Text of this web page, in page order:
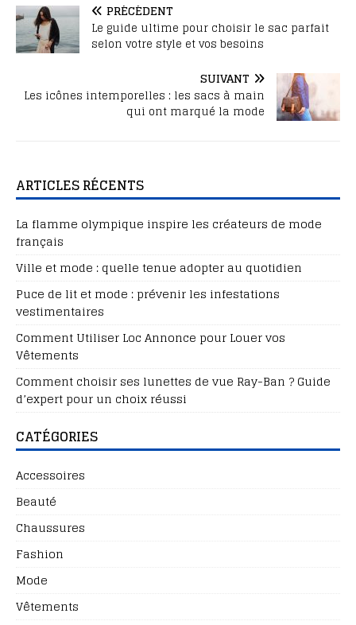
PRÉCÉDENT
Le guide ultime pour choisir le sac parfait
selon votre style et vos besoins
SUIVANT
Les icônes intemporelles : les sacs à main
qui ont marqué la mode
ARTICLES RÉCENTS
La flamme olympique inspire les créateurs de mode
français
Ville et mode : quelle tenue adopter au quotidien
Puce de lit et mode : prévenir les infestations
vestimentaires
Comment Utiliser Loc Annonce pour Louer vos
Vêtements
Comment choisir ses lunettes de vue Ray-Ban ? Guide
d’expert pour un choix réussi
CATÉGORIES
Accessoires
Beauté
Chaussures
Fashion
Mode
Vêtements